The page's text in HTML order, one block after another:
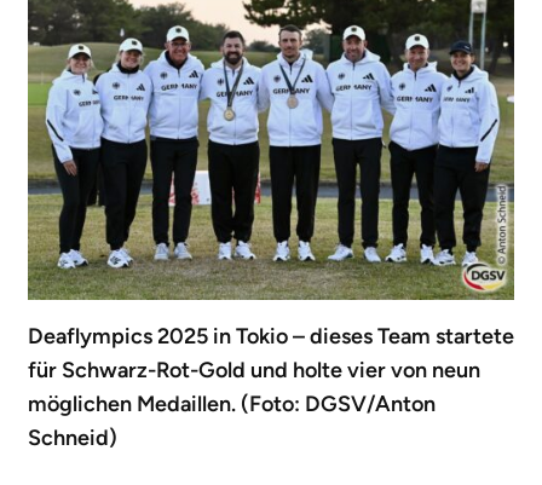
Deaflympics 2025 in Tokio – dieses Team startete
für Schwarz-Rot-Gold und holte vier von neun
möglichen Medaillen. (Foto: DGSV/Anton
Schneid)